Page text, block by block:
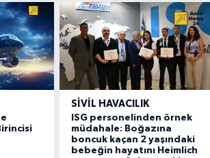
SIVIL HAVACILIK
ISG personelinden örnek
müdahale: Boğazına
boncuk kaçan 2 yaşındaki
bebeğin hayatını Heimlich